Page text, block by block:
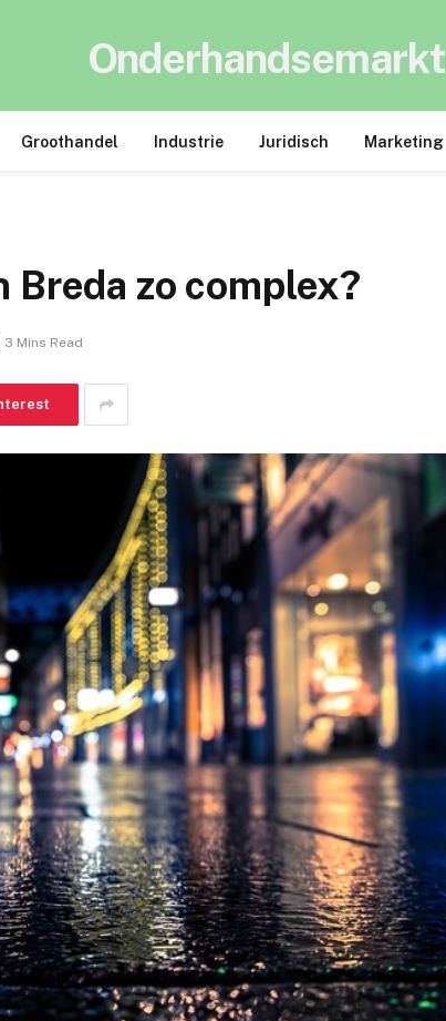
Onderhandsemarkt
Groothandel Industrie Juridisch Marketing
Breda zo complex?
3 Mins Read